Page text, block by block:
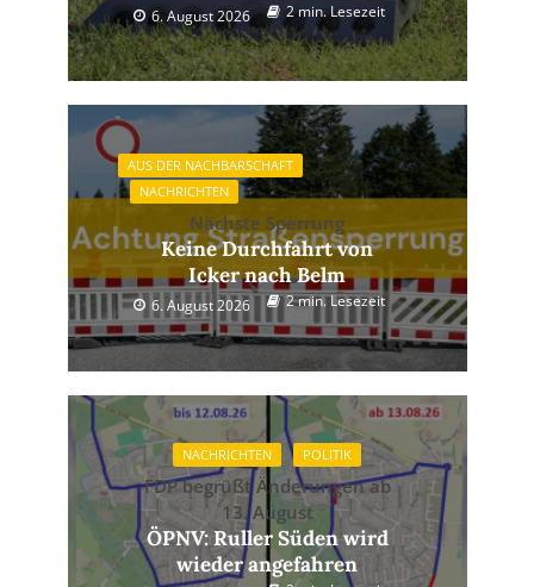
6. August 2026 2 min. Lesezeit
AUS DER NACHBARSCHAFT
NACHRICHTEN
Nächste Sperrung
Keine Durchfahrt von
Icker nach Belm
6. August 2026 2 min. Lesezeit
NACHRICHTEN POLITIK
FDP begrüßt Änderungen ab
13. August
ÖPNV: Ruller Süden wird
wieder angefahren